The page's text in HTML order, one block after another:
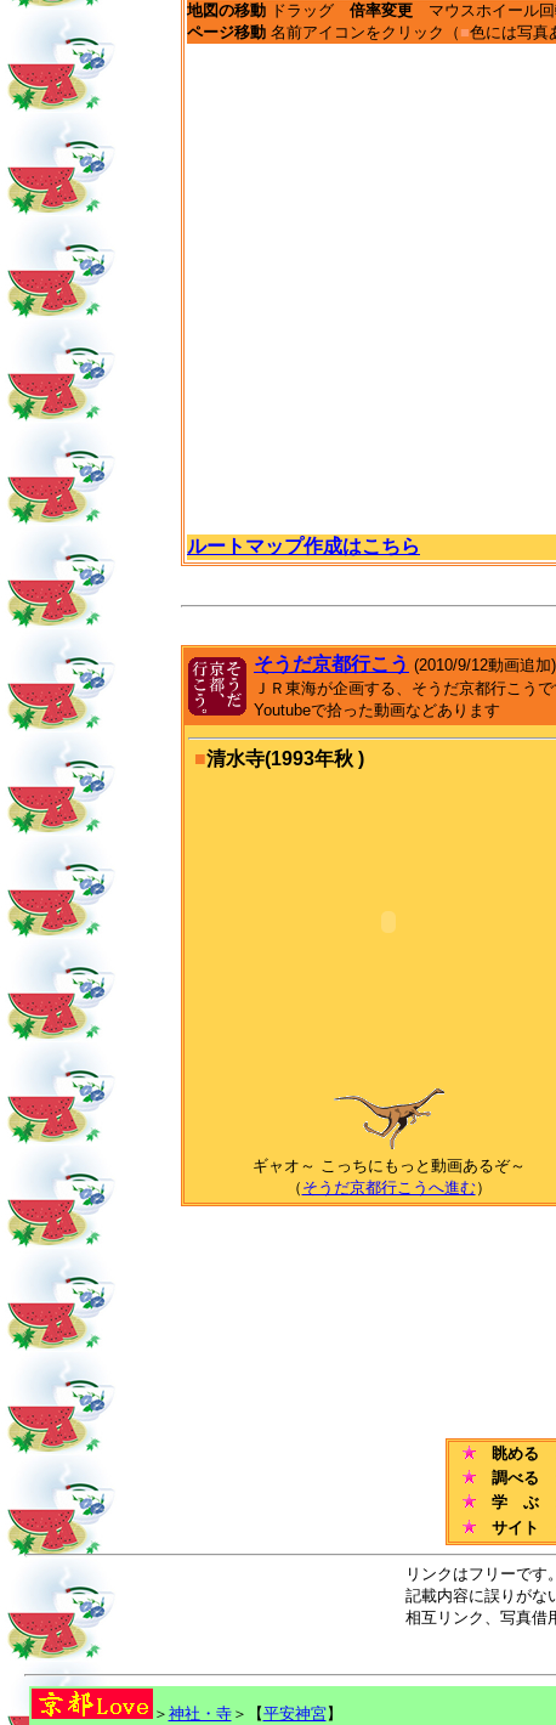
地図の移動 ドラッグ 倍率変更 マウスホイール
ページ移動 名前アイコンをクリック（ ■色には写真
ルートマップ作成はこちら
そうだ京都行こう (2010/9/12動画追加)
ＪＲ東海が企画する、そうだ京都行こうで
Youtubeで拾った動画などあります
■清水寺(1993年秋 )
ギャオ～ こっちにもっと動画あるぞ～
（ そうだ京都行こうへ進む）
眺める
調べる
学 ぶ
サイト
リンクはフリーです
記載内容に誤りがな
相互リンク、写真借
＞ 神社・寺＞【平安神宮】